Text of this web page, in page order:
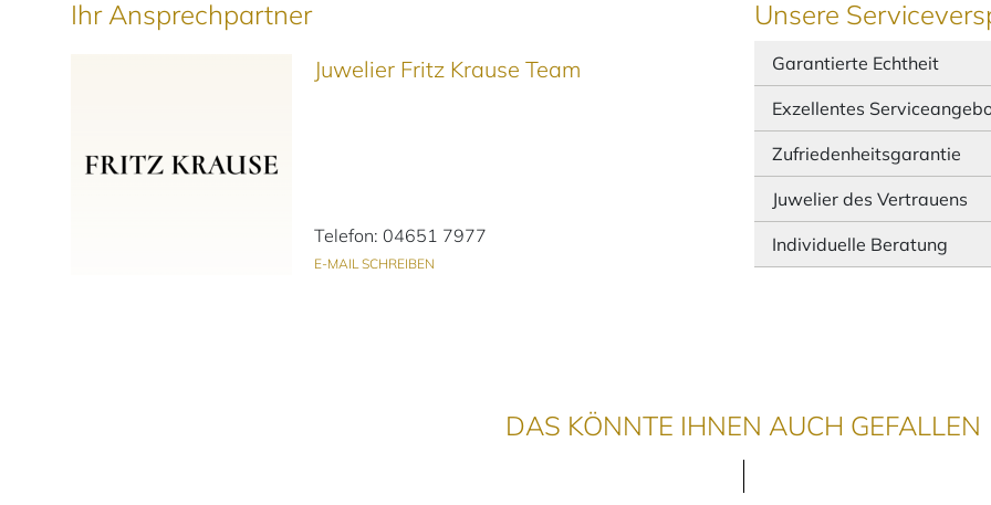
Ihr Ansprechpartner
Juwelier Fritz Krause Team
Telefon: 04651 7977
E-MAIL SCHREIBEN
Unsere
Garantierte Echtheit
Exzellentes
Zufriedenheitsgarantie
Juwelier des Vertrauens
Individuelle Beratung
DAS KÖNNTE IHNEN AUCH GEFALLEN